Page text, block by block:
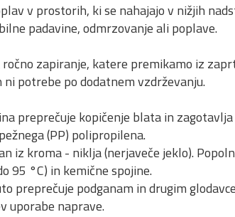
v prostorih, ki se nahajajo v nižjih
padavine, odmrzovanje ali poplave.
zapiranje, katere premikamo iz
potrebe po dodatnem vzdrževanju.
preprečuje kopičenje blata in
(PP) polipropilena.
iz kroma - niklja (nerjaveče jeklo).
95 °C) in kemične spojine.
preprečuje podganam in drugim
uporabe naprave.